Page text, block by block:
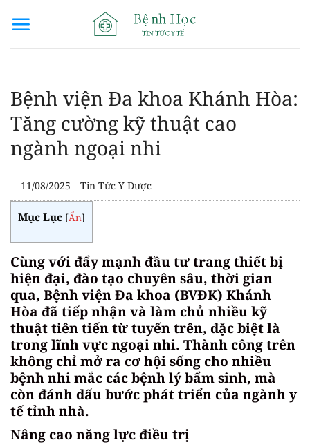
qua
Bệnh viện Đa khoa Khánh Hòa:
Tăng cường kỹ thuật cao
ngành ngoại nhi
11/08/2025 Tin Tức Y Dược
Mục Lục [Ẩn]
Cùng với đẩy mạnh đầu tư trang thiết bị
hiện đại, đào tạo chuyên sâu, thời gian
qua, Bệnh viện Đa khoa (BVĐK) Khánh
Hòa đã tiếp nhận và làm chủ nhiều kỹ
thuật tiên tiến từ tuyến trên, đặc biệt là
trong lĩnh vực ngoại nhi. Thành công trên
không chỉ mở ra cơ hội sống cho nhiều
bệnh nhi mắc các bệnh lý bẩm sinh, mà
còn đánh dấu bước phát triển của ngành y
tế tỉnh nhà.
Nâng cao năng lực điều trị